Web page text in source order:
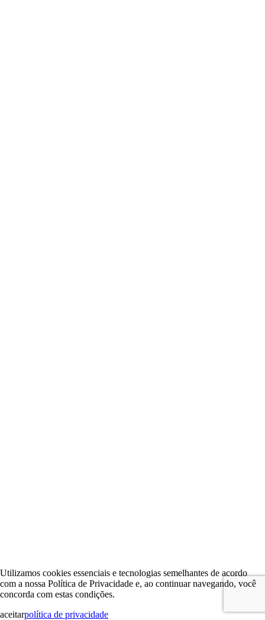
Utilizamos cookies essenciais e tecnologias semelhantes de acordo
com a nossa Política de Privacidade e, ao continuar navegando, você
concorda com estas condições.
aceitarpolítica de privacidade